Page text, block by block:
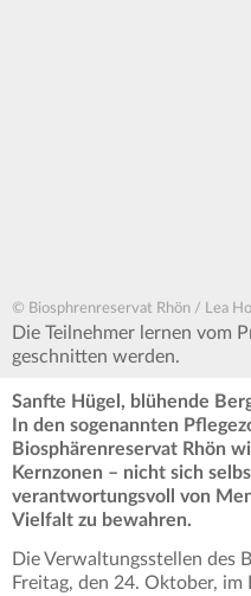
© Biosphrenreservat Rhön / Lea
Die Teilnehmer lernen vom
geschnitten werden.
Sanfte Hügel, blühende
In den sogenannten
Biosphärenreservat Rhön
Kernzonen – nicht sich
verantwortungsvoll von
Vielfalt zu bewahren.
Die Verwaltungsstellen des
Freitag, den 24. Oktober, im